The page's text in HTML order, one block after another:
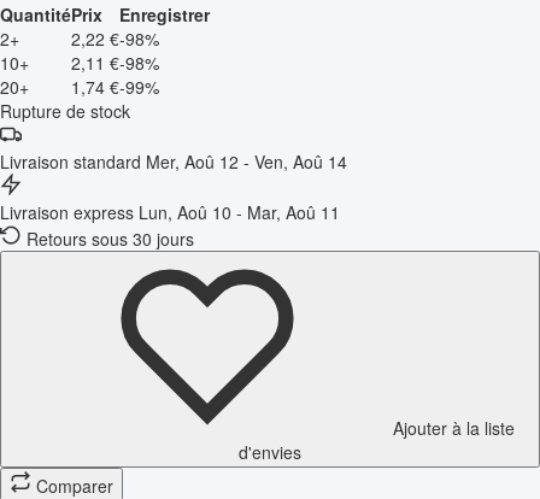
QuantitéPrix
Enregistrer
2+
2,22 €-98%
10+
2,11 €-98%
20+
1,74 €-99%
Rupture de stock
Livraison standard Mer, Aoû 12 - Ven, Aoû 14
Livraison express Lun, Aoû 10 - Mar, Aoû 11
Retours sous 30 jours
Ajouter à la liste
d'envies
Comparer